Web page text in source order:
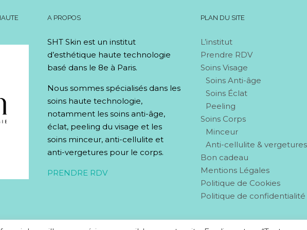
A PROPOS
SHT Skin est un institut
d’esthétique haute technologie
basé dans le 8e à Paris.
Nous sommes spécialisés dans les
soins haute technologie,
notamment les soins anti-âge,
éclat, peeling du visage et les
soins minceur, anti-cellulite et
anti-vergetures pour le corps.
PRENDRE RDV
PLAN DU SITE
L’institut
Prendre RDV
Soins Visage
Soins Anti-âge
Soins Éclat
Peeling
Soins Corps
Minceur
Anti-cellulite & vergetures
Bon cadeau
Mentions Légales
Politique de Cookies
Politique de confidentialité